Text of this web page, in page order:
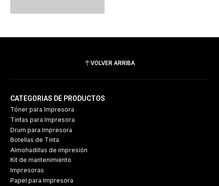
VOLVER ARRIBA
CATEGORIAS DE PRODUCTOS
Tóner para Impresora
Tintas para Impresora
Drum para Impresora
Botellas de Tinta
Almohadillas de impresión
Kit de mantenimiento
Impresoras
Papel para Impresora